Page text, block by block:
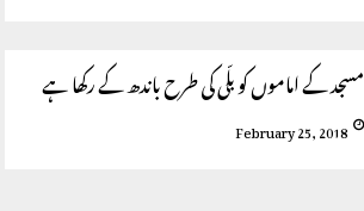
مسجد کے اماموں کو بلّی کی طرح باندھ کے رکھا ہے
February 25, 2018